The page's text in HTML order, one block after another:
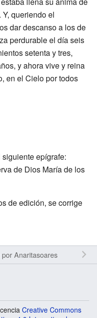
queriendo el
dar descanso a los de
perdurable el día seis
setenta y tres,
y ahora vive y reina
en el Cielo por todos
epígrafe:
de Dios María de los
de edición, se corrige
porAnaritasoares
Creative Commons